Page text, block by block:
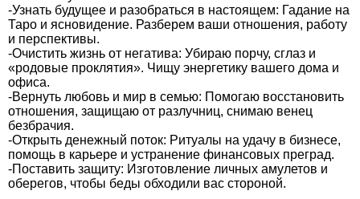
-Узнать будущее и разобраться в настоящем: Гадание на
Таро и ясновидение. Разберем ваши отношения, работу
и перспективы.
-Очистить жизнь от негатива: Убираю порчу, сглаз и
«родовые проклятия». Чищу энергетику вашего дома и
офиса.
-Вернуть любовь и мир в семью: Помогаю восстановить
отношения, защищаю от разлучниц, снимаю венец
безбрачия.
-Открыть денежный поток: Ритуалы на удачу в бизнесе,
помощь в карьере и устранение финансовых преград.
-Поставить защиту: Изготовление личных амулетов и
оберегов, чтобы беды обходили вас стороной.